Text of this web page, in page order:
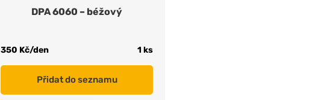
DPA 6060 – béžový
350 Kč/den 1 ks
Přidat do seznamu